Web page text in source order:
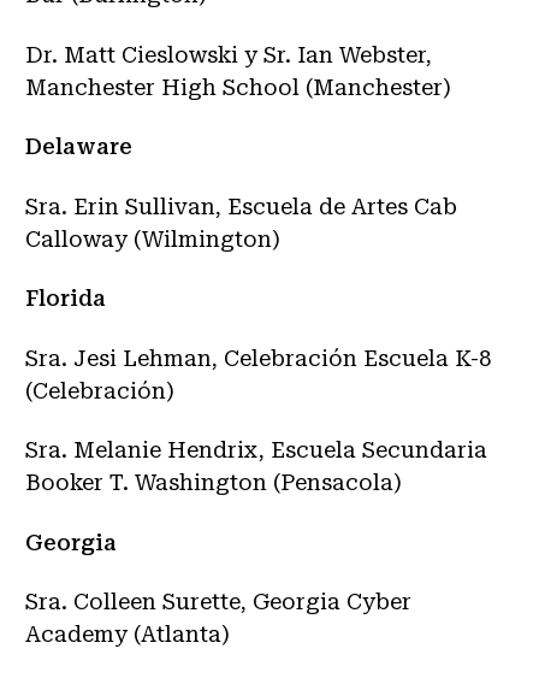
Dr. Matt Cieslowski y Sr. Ian Webster,
Manchester High School (Manchester)
Delaware
Sra. Erin Sullivan, Escuela de Artes Cab
Calloway (Wilmington)
Florida
Sra. Jesi Lehman, Celebración Escuela K-8
(Celebración)
Sra. Melanie Hendrix, Escuela Secundaria
Booker T. Washington (Pensacola)
Georgia
Sra. Colleen Surette, Georgia Cyber
Academy (Atlanta)